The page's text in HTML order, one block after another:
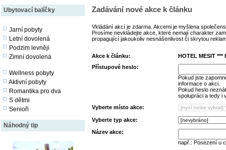
Ubytovací balíčky
Jarní pobyty
Letní dovolená
Podzim levněji
Zimní dovolená
Wellness pobyty
Aktivní pobyty
Romantika pro dva
S dětmi
Senioři
Náhodný tip
Zadávání nové akce k článku
Vkládání akcí je zdarma. Akcemi je myšlena
Prosíme nevkládejte akce, které nemají charakter
propagující jakoukoliv nesnášenlivost či skrytou
Akce k článku:
HOTEL MESIT ***
Přístupové heslo:
Pokud jste
informace o akci.
Pokud heslo
spolupráci a tedy i
Vyberte místo akce:
Vyberte typ akce:
Název akce:
např.: Posezení u